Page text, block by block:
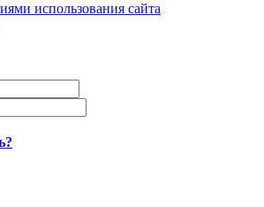
использования сайта